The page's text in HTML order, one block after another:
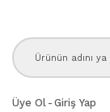
Üye Ol - Giriş Yap